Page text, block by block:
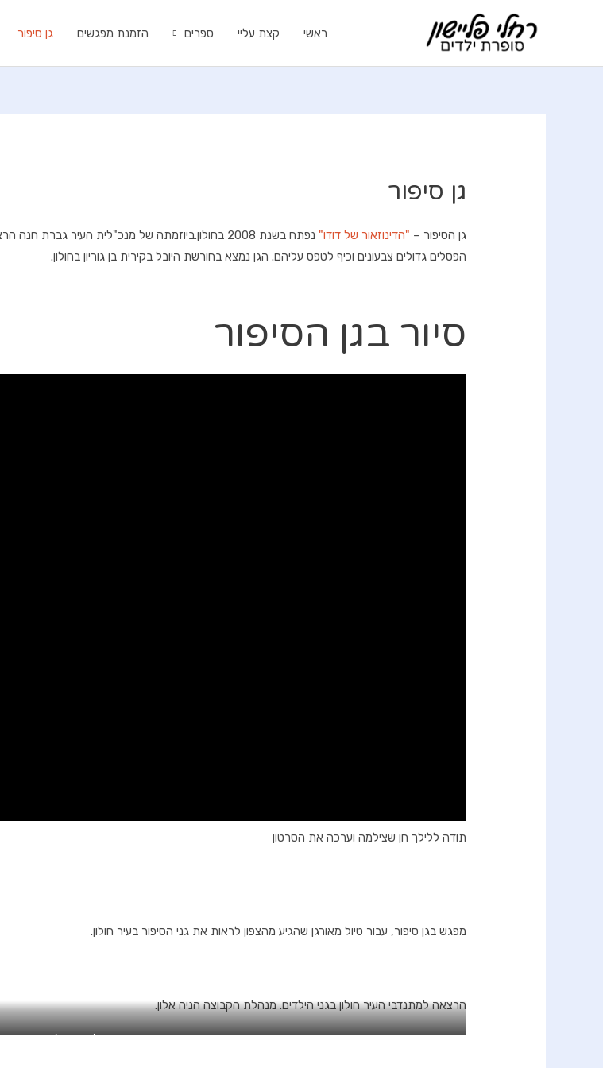
ראשי קצת עליי ספרים הזמנת מפגשים גן סיפור
גן סיפור
גן הסיפור – "הדינוזאור של דודו" נפתח בשנת 2008 בחולון.ביוזמתה של מנכ"לית העיר גברת חנה הרצמן. הגן מבוסס על הסיפור
הפסלים גדולים צבעונים וכיף לטפס עליהם. הגן נמצא בחורשת היובל בקירית בן גוריון בחולון.
סיור בגן הסיפור
תודה ללילך חן שצילמה וערכה את הסרטון
מפגש בגן סיפור, עבור טיול מאורגן שהגיע מהצפון לראות את גני הסיפור בעיר חולון.
הרצאה למתנדבי העיר חולון בגני הילדים. מנהלת הקבוצה הניה אלון.
הדרכה של הורים וילדים בגן סיפור